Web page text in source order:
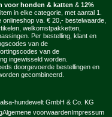
voor honden & katten & 12%
in elke categorie, met aantal 1.
va. € 20,- bestelwaarde,
welkomstpakketten,
Per bestelling, klant en
van de
van de
ingewisseld worden.
doorgevoerde bestellingen en
gecombineerd.
hundewelt GmbH & Co. KG
Algemene voorwaardenImpressum